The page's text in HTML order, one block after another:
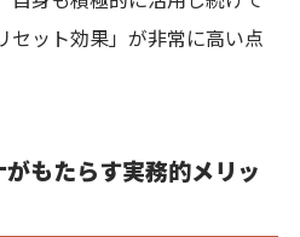
セット効果」が非常に高い点
もたらす実務的メリッ